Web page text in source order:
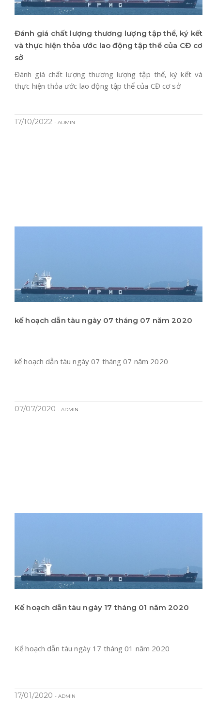
Đánh giá chất lượng thương lượng tập thể, ký kết
và thực hiện thỏa ước lao động tập thể của CĐ cơ
sở
Đánh giá chất lượng thương lượng tập thể, ký kết và
thực hiện thỏa ước lao động tập thể của CĐ cơ sở
17/10/2022 - ADMIN
kế hoạch dẫn tàu ngày 07 tháng 07 năm 2020
kế hoạch dẫn tàu ngày 07 tháng 07 năm 2020
07/07/2020 - ADMIN
Kế hoạch dẫn tàu ngày 17 tháng 01 năm 2020
Kế hoạch dẫn tàu ngày 17 tháng 01 năm 2020
17/01/2020 - ADMIN